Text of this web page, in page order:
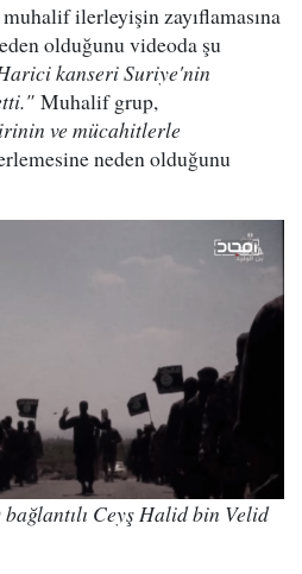
ilerleyişin zayıflamasına
olduğunu videoda şu
kanseri Suriye'nin
Muhalif grup,
ve mücahitlerle
neden olduğunu
Ceyş Halid bin Velid